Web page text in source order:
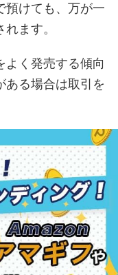
預けても、万が一
ます。
よく発売する傾向
ある場合は取引を